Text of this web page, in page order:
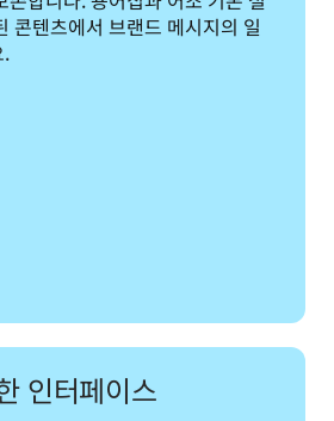
콘텐츠에서 브랜드 메시지의 일
.
인터페이스